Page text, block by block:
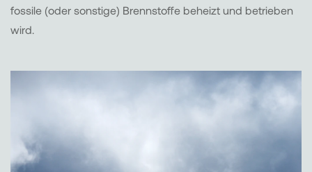
fossile (oder sonstige) Brennstoffe beheizt und betrieben
wird.